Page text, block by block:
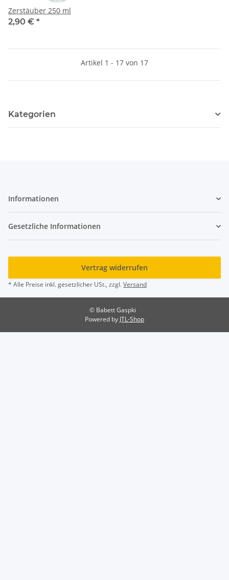
Zerstäuber 250 ml
2,90 € *
Artikel 1 - 17 von 17
Kategorien
Informationen
Gesetzliche Informationen
Vertrag widerrufen
* Alle Preise inkl. gesetzlicher USt., zzgl.Versand
© Babett Gaspki
Powered by JTL-Shop